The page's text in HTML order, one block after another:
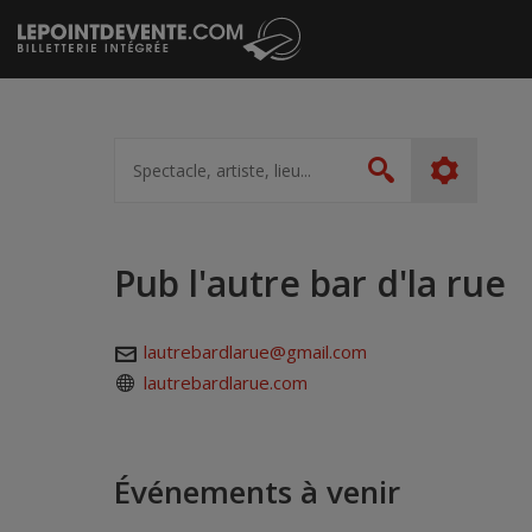
Passer
au
contenu
artiste,
lieu...
Rechercher
Pub l'autre bar d'la rue
lautrebardlarue@gmail.com
lautrebardlarue.com
Événements à venir